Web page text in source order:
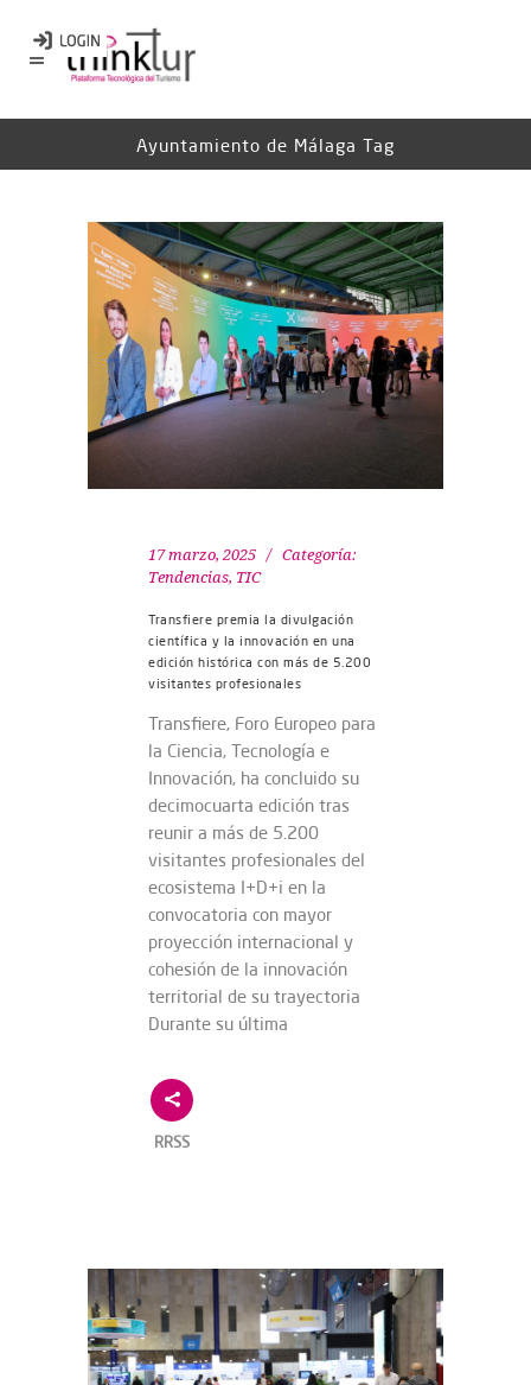
Ayuntamiento de Málaga Tag
17 marzo, 2025
Categoría:
Tendencias, TIC
Transfiere premia la divulgación
científica y la innovación en una
edición histórica con más de 5.200
visitantes profesionales
Transfiere, Foro Europeo para
la Ciencia, Tecnología e
Innovación, ha concluido su
decimocuarta edición tras
reunir a más de 5.200
visitantes profesionales del
ecosistema I+D+i en la
convocatoria con mayor
proyección internacional y
cohesión de la innovación
territorial de su trayectoria
Durante su última
RRSS